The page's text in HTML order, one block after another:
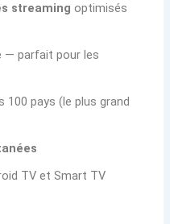
streaming optimisés
— parfait pour les
100 pays (le plus grand
TV et Smart TV